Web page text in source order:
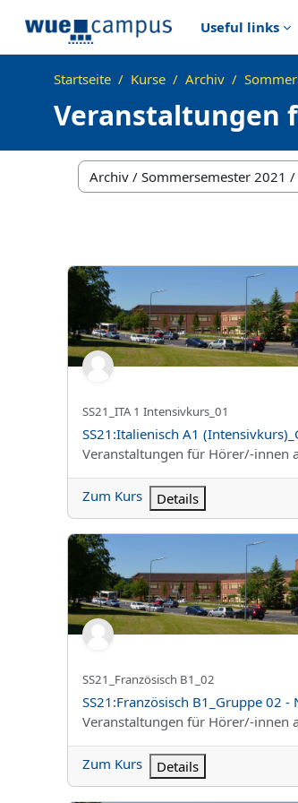
Useful links
Startseite Kurse Archiv
Veranstaltungen
Kursbereiche
SS21:Italienisch A1
Kurzer Kursname
SS21_ITA 1 Intensivkurs_01
Kursname
SS21:Italienisch A1
Kursbereich
Veranstaltungen für Hörer/-innen
Zum Kurs Details
SS21:Französisch B1_Gruppe 02 -
Kurzer Kursname
SS21_Französisch B1_02
Kursname
SS21:Französisch B1_Gruppe 02 -
Kursbereich
Veranstaltungen für Hörer/-innen
Zum Kurs Details